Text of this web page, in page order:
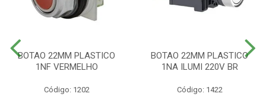
BOTAO 22MM PLASTICO
1NF VERMELHO
Código: 1202
BOTAO 22MM PLASTICO
1NA ILUMI 220V BR
Código: 1422